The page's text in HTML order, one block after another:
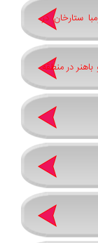
ستارخان در
باهنر در منطقه